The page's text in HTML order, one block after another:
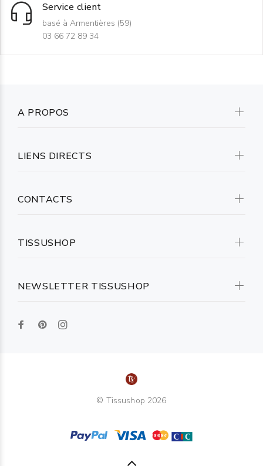
Service client
basé à Armentières (59)
03 66 72 89 34
NEWSLETTER TISSUSHOP
A PROPOS
LIENS DIRECTS
CONTACTS
TISSUSHOP
© Tissushop 2026